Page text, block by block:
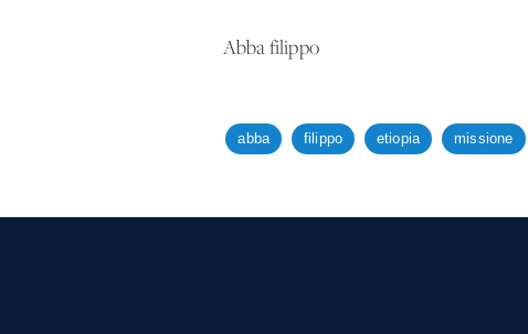
Abba filippo
abba filippo etiopia missione